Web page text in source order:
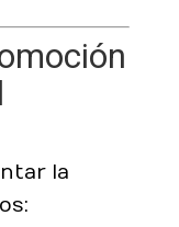
la